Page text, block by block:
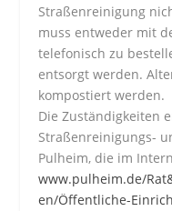
Straßenreinigung
muss entweder mit
telefonisch zu
entsorgt werden.
kompostiert werden.
Die Zuständigkeiten
Straßenreinigungs-
Pulheim, die im
www.pulheim.de/
en/Öffentliche-